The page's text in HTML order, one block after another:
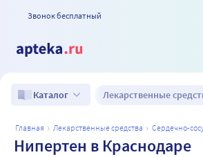
Звонок бесплатный
Каталог Лекарственные
главная лекарственные средства сердечно-
Нипертен в Краснодаре